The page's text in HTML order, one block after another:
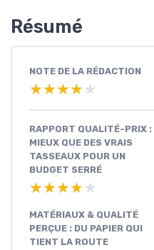
Résumé
NOTE DE LA RÉDACTION
★★★★★
★★★★★
RAPPORT QUALITÉ-PRIX :
MIEUX QUE DES VRAIS
TASSEAUX POUR UN
BUDGET SERRÉ
★★★★★
★★★★★
MATÉRIAUX & QUALITÉ
PERÇUE : DU PAPIER QUI
TIENT LA ROUTE